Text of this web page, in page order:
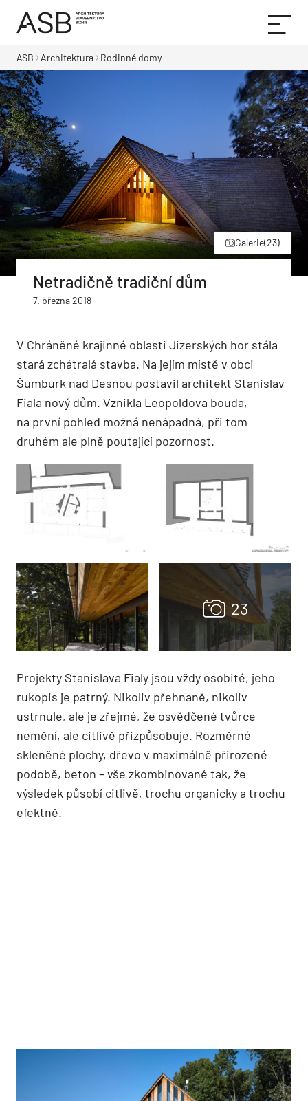
ASB Architektura Rodinné domy
Galerie(23)
Netradičně tradiční dům
7. března 2018
V Chráněné krajinné oblasti Jizerských hor stála
stará zchátralá stavba. Na jejím místě v obci
Šumburk nad Desnou postavil architekt Stanislav
Fiala nový dům. Vznikla Leopoldova bouda,
na první pohled možná nenápadná, při tom
druhém ale plně poutající pozornost.
Projekty Stanislava Fialy jsou vždy osobité, jeho
rukopis je patrný. Nikoliv přehnaně, nikoliv
ustrnule, ale je zřejmé, že osvědčené tvůrce
nemění, ale citlivě přizpůsobuje. Rozměrné
skleněné plochy, dřevo v maximálně přirozené
podobě, beton – vše zkombinované tak, že
výsledek působí citlivě, trochu organicky a trochu
efektně.